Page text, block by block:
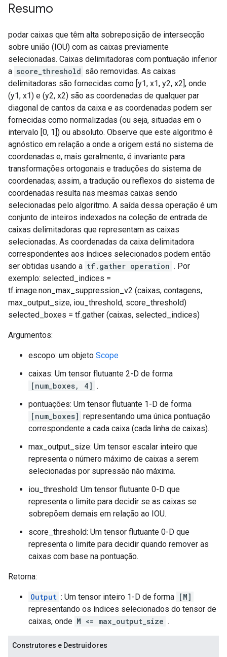
Resumo
podar caixas que têm alta sobreposição de intersecção
sobre união (IOU) com as caixas previamente
selecionadas. Caixas delimitadoras com pontuação inferior
a score_threshold são removidas. As caixas
delimitadoras são fornecidas como [y1, x1, y2, x2], onde
(y1, x1) e (y2, x2) são as coordenadas de qualquer par
diagonal de cantos da caixa e as coordenadas podem ser
fornecidas como normalizadas (ou seja, situadas em o
intervalo [0, 1]) ou absoluto. Observe que este algoritmo é
agnóstico em relação a onde a origem está no sistema de
coordenadas e, mais geralmente, é invariante para
transformações ortogonais e traduções do sistema de
coordenadas; assim, a tradução ou reflexos do sistema de
coordenadas resulta nas mesmas caixas sendo
selecionadas pelo algoritmo. A saída dessa operação é um
conjunto de inteiros indexados na coleção de entrada de
caixas delimitadoras que representam as caixas
selecionadas. As coordenadas da caixa delimitadora
correspondentes aos índices selecionados podem então
ser obtidas usando a tf.gather operation . Por
exemplo: selected_indices =
tf.image.non_max_suppression_v2 (caixas, contagens,
max_output_size, iou_threshold, score_threshold)
selected_boxes = tf.gather (caixas, selected_indices)
Argumentos:
escopo: um objeto Scope
caixas: Um tensor flutuante 2-D de forma
[num_boxes, 4] .
pontuações: Um tensor flutuante 1-D de forma
[num_boxes] representando uma única pontuação
correspondente a cada caixa (cada linha de caixas).
max_output_size: Um tensor escalar inteiro que
representa o número máximo de caixas a serem
selecionadas por supressão não máxima.
iou_threshold: Um tensor flutuante 0-D que
representa o limite para decidir se as caixas se
sobrepõem demais em relação ao IOU.
score_threshold: Um tensor flutuante 0-D que
representa o limite para decidir quando remover as
caixas com base na pontuação.
Retorna:
Output : Um tensor inteiro 1-D de forma [M]
representando os índices selecionados do tensor de
caixas, onde M <= max_output_size .
Construtores e Destruidores